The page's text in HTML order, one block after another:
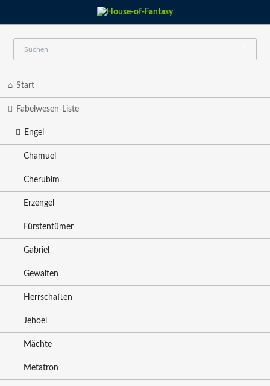
Start
Fabelwesen-Liste
Engel
Chamuel
Cherubim
Erzengel
Fürstentümer
Gabriel
Gewalten
Herrschaften
Jehoel
Mächte
Metatron